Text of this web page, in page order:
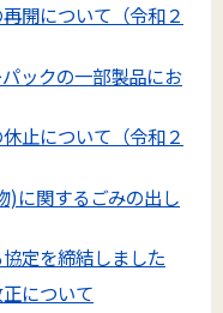
開について（令和２
ックの一部製品にお
止について（令和２
)に関するごみの出し
定を締結しました
について